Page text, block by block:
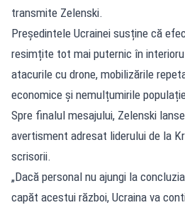
transmite Zelenski.
Președintele Ucrainei susține că
resimțite tot mai puternic în
atacurile cu drone, mobilizările
economice și nemulțumirile
Spre finalul mesajului, Zelenski
avertisment adresat liderului de la
scrisorii.
„Dacă personal nu ajungi la
capăt acestui război, Ucraina va